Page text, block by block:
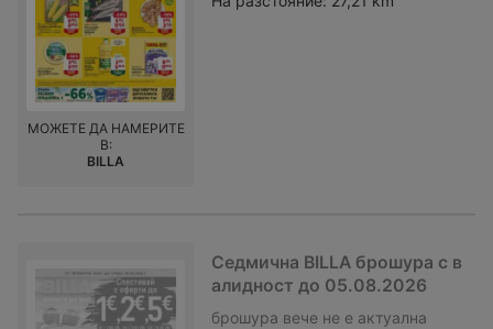
МОЖЕТЕ ДА НАМЕРИТЕ
В:
BILLA
Седмична BILLA брошура с в
алидност до 05.08.2026
брошура вече не е актуална